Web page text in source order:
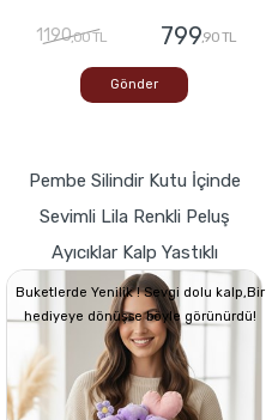
1190,00 TL 799,90 TL
Gönder
Pembe Silindir Kutu İçinde
Sevimli Lila Renkli Peluş
Ayıcıklar Kalp Yastıklı
Buketlerde Yenilik ! Sevgi dolu kalp,Bir
hediyeye dönüşse böyle görünürdü!